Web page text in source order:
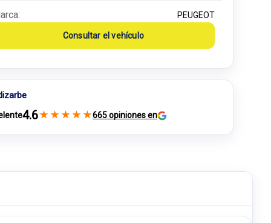
PEUGEOT
Consultar el vehículo
4.6★ ★ ★ ★ ★665 opiniones en